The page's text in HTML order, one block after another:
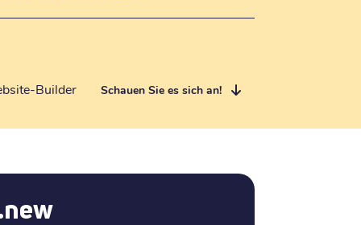
Builder Schauen Sie es sich an!